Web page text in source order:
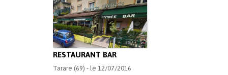
RESTAURANT BAR
Tarare (69) - le 12/07/2016